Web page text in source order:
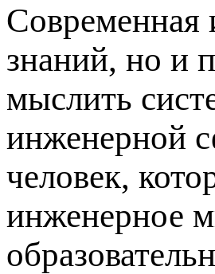
Современная
знаний, но и
мыслить
инженерной
человек,
инженерное